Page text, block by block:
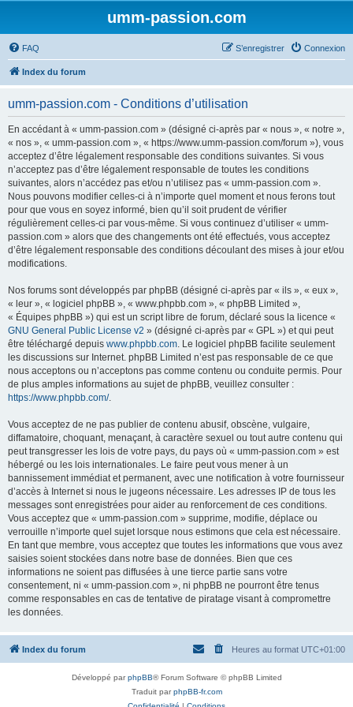
umm-passion.com
FAQ Connexion
S’enregistrer
Index du forum
umm-passion.com - Conditions d’utilisation
En accédant à « umm-passion.com » (désigné ci-après par « nous », « notre »,
« nos », « umm-passion.com », « https://www.umm-passion.com/forum »), vous
acceptez d’être légalement responsable des conditions suivantes. Si vous
n’acceptez pas d’être légalement responsable de toutes les conditions
suivantes, alors n’accédez pas et/ou n’utilisez pas « umm-passion.com ».
Nous pouvons modifier celles-ci à n’importe quel moment et nous ferons tout
pour que vous en soyez informé, bien qu’il soit prudent de vérifier
régulièrement celles-ci par vous-même. Si vous continuez d’utiliser « umm-
passion.com » alors que des changements ont été effectués, vous acceptez
d’être légalement responsable des conditions découlant des mises à jour et/ou
modifications.
Nos forums sont développés par phpBB (désigné ci-après par « ils », « eux »,
« leur », « logiciel phpBB », « www.phpbb.com », « phpBB Limited »,
« Équipes phpBB ») qui est un script libre de forum, déclaré sous la licence «
GNU General Public License v2 » (désigné ci-après par « GPL ») et qui peut
être téléchargé depuis www.phpbb.com. Le logiciel phpBB facilite seulement
les discussions sur Internet. phpBB Limited n’est pas responsable de ce que
nous acceptons ou n’acceptons pas comme contenu ou conduite permis. Pour
de plus amples informations au sujet de phpBB, veuillez consulter :
https://www.phpbb.com/.
Vous acceptez de ne pas publier de contenu abusif, obscène, vulgaire,
diffamatoire, choquant, menaçant, à caractère sexuel ou tout autre contenu qui
peut transgresser les lois de votre pays, du pays où « umm-passion.com » est
hébergé ou les lois internationales. Le faire peut vous mener à un
bannissement immédiat et permanent, avec une notification à votre fournisseur
d’accès à Internet si nous le jugeons nécessaire. Les adresses IP de tous les
messages sont enregistrées pour aider au renforcement de ces conditions.
Vous acceptez que « umm-passion.com » supprime, modifie, déplace ou
verrouille n’importe quel sujet lorsque nous estimons que cela est nécessaire.
En tant que membre, vous acceptez que toutes les informations que vous avez
saisies soient stockées dans notre base de données. Bien que ces
informations ne soient pas diffusées à une tierce partie sans votre
consentement, ni « umm-passion.com », ni phpBB ne pourront être tenus
comme responsables en cas de tentative de piratage visant à compromettre
les données.
Index du forum Heures au format UTC+01:00
Développé parphpBB® Forum Software © phpBB Limited
Traduit parphpBB-fr.com